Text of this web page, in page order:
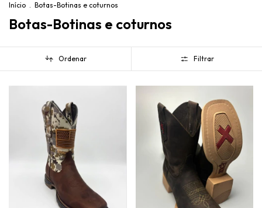
Início . Botas-Botinas e coturnos
Botas-Botinas e coturnos
Ordenar Filtrar